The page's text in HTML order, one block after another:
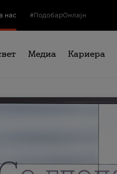
нас #ПодобарОнлајн
Медиа Кариера